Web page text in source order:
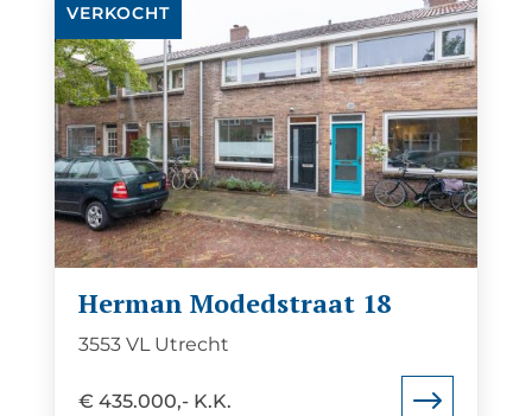
de
detail
pagina
van
Herman
Modedstraat
18
VERKOCHT
Herman Modedstraat 18
3553 VL Utrecht
€ 435.000,- K.K.